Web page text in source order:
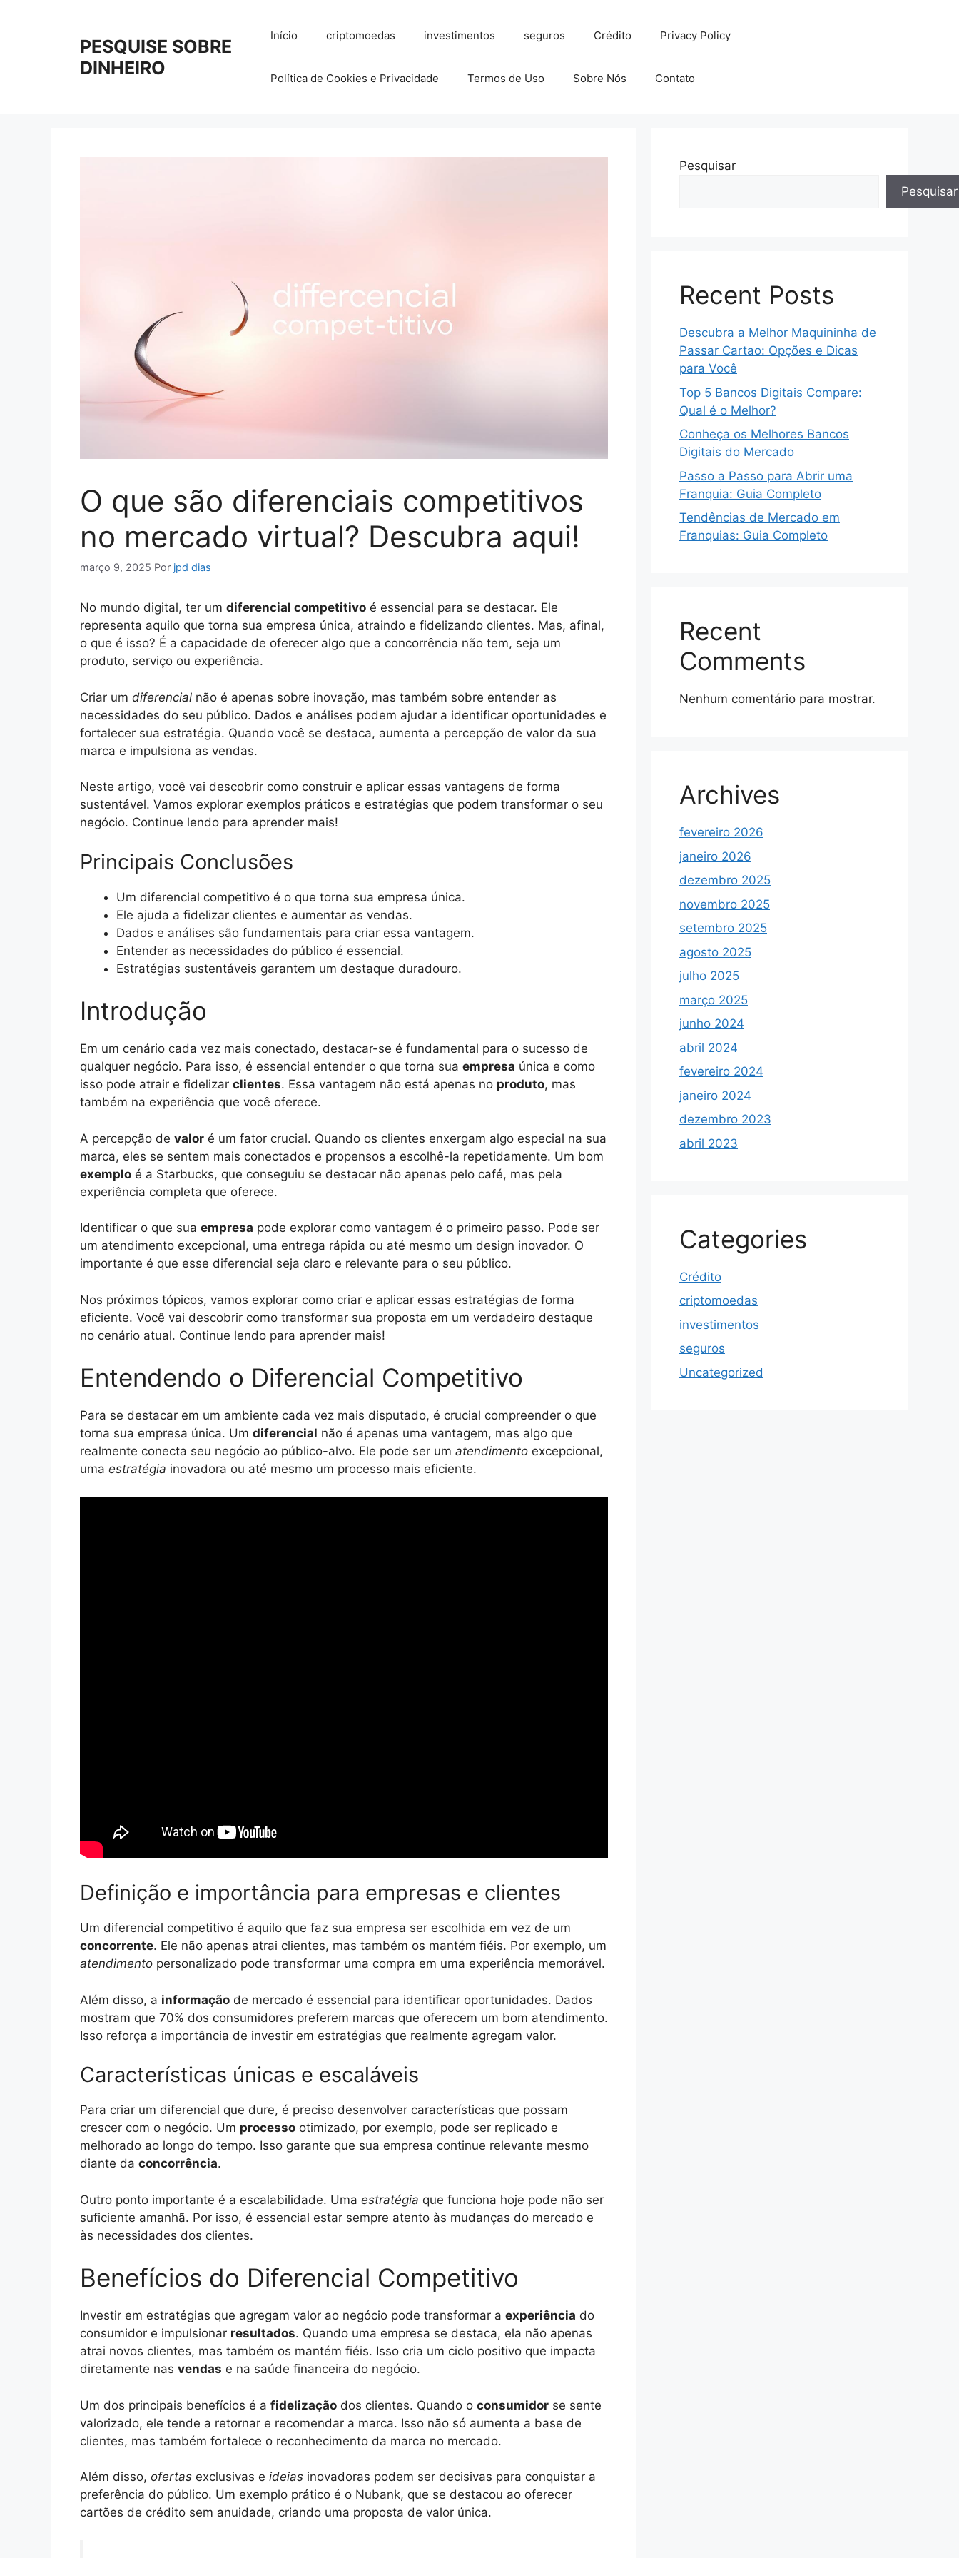
PESQUISE SOBRE
DINHEIRO
Início criptomoedas investimentos seguros Crédito Privacy Policy
Política de Cookies e Privacidade Termos de Uso Sobre Nós Contato
O que são diferenciais competitivos
no mercado virtual? Descubra aqui!
março 9, 2025 Por jpd dias
No mundo digital, ter um diferencial competitivo é essencial para se destacar. Ele
representa aquilo que torna sua empresa única, atraindo e fidelizando clientes. Mas, afinal,
o que é isso? É a capacidade de oferecer algo que a concorrência não tem, seja um
produto, serviço ou experiência.
Criar um diferencial não é apenas sobre inovação, mas também sobre entender as
necessidades do seu público. Dados e análises podem ajudar a identificar oportunidades e
fortalecer sua estratégia. Quando você se destaca, aumenta a percepção de valor da sua
marca e impulsiona as vendas.
Neste artigo, você vai descobrir como construir e aplicar essas vantagens de forma
sustentável. Vamos explorar exemplos práticos e estratégias que podem transformar o seu
negócio. Continue lendo para aprender mais!
Principais Conclusões
Um diferencial competitivo é o que torna sua empresa única.
Ele ajuda a fidelizar clientes e aumentar as vendas.
Dados e análises são fundamentais para criar essa vantagem.
Entender as necessidades do público é essencial.
Estratégias sustentáveis garantem um destaque duradouro.
Introdução
Em um cenário cada vez mais conectado, destacar-se é fundamental para o sucesso de
qualquer negócio. Para isso, é essencial entender o que torna sua empresa única e como
isso pode atrair e fidelizar clientes. Essa vantagem não está apenas no produto, mas
também na experiência que você oferece.
A percepção de valor é um fator crucial. Quando os clientes enxergam algo especial na sua
marca, eles se sentem mais conectados e propensos a escolhê-la repetidamente. Um bom
exemplo é a Starbucks, que conseguiu se destacar não apenas pelo café, mas pela
experiência completa que oferece.
Identificar o que sua empresa pode explorar como vantagem é o primeiro passo. Pode ser
um atendimento excepcional, uma entrega rápida ou até mesmo um design inovador. O
importante é que esse diferencial seja claro e relevante para o seu público.
Nos próximos tópicos, vamos explorar como criar e aplicar essas estratégias de forma
eficiente. Você vai descobrir como transformar sua proposta em um verdadeiro destaque
no cenário atual. Continue lendo para aprender mais!
Entendendo o Diferencial Competitivo
Para se destacar em um ambiente cada vez mais disputado, é crucial compreender o que
torna sua empresa única. Um diferencial não é apenas uma vantagem, mas algo que
realmente conecta seu negócio ao público-alvo. Ele pode ser um atendimento excepcional,
uma estratégia inovadora ou até mesmo um processo mais eficiente.
Definição e importância para empresas e clientes
Um diferencial competitivo é aquilo que faz sua empresa ser escolhida em vez de um
concorrente. Ele não apenas atrai clientes, mas também os mantém fiéis. Por exemplo, um
atendimento personalizado pode transformar uma compra em uma experiência memorável.
Além disso, a informação de mercado é essencial para identificar oportunidades. Dados
mostram que 70% dos consumidores preferem marcas que oferecem um bom atendimento.
Isso reforça a importância de investir em estratégias que realmente agregam valor.
Características únicas e escaláveis
Para criar um diferencial que dure, é preciso desenvolver características que possam
crescer com o negócio. Um processo otimizado, por exemplo, pode ser replicado e
melhorado ao longo do tempo. Isso garante que sua empresa continue relevante mesmo
diante da concorrência.
Outro ponto importante é a escalabilidade. Uma estratégia que funciona hoje pode não ser
suficiente amanhã. Por isso, é essencial estar sempre atento às mudanças do mercado e
às necessidades dos clientes.
Benefícios do Diferencial Competitivo
Investir em estratégias que agregam valor ao negócio pode transformar a experiência do
consumidor e impulsionar resultados. Quando uma empresa se destaca, ela não apenas
atrai novos clientes, mas também os mantém fiéis. Isso cria um ciclo positivo que impacta
diretamente nas vendas e na saúde financeira do negócio.
Um dos principais benefícios é a fidelização dos clientes. Quando o consumidor se sente
valorizado, ele tende a retornar e recomendar a marca. Isso não só aumenta a base de
clientes, mas também fortalece o reconhecimento da marca no mercado.
Além disso, ofertas exclusivas e ideias inovadoras podem ser decisivas para conquistar a
preferência do público. Um exemplo prático é o Nubank, que se destacou ao oferecer
cartões de crédito sem anuidade, criando uma proposta de valor única.
Pesquisar
Pesquisar
Recent Posts
Descubra a Melhor Maquininha de
Passar Cartao: Opções e Dicas
para Você
Top 5 Bancos Digitais Compare:
Qual é o Melhor?
Conheça os Melhores Bancos
Digitais do Mercado
Passo a Passo para Abrir uma
Franquia: Guia Completo
Tendências de Mercado em
Franquias: Guia Completo
Recent
Comments
Nenhum comentário para mostrar.
Archives
fevereiro 2026
janeiro 2026
dezembro 2025
novembro 2025
setembro 2025
agosto 2025
julho 2025
março 2025
junho 2024
abril 2024
fevereiro 2024
janeiro 2024
dezembro 2023
abril 2023
Categories
Crédito
criptomoedas
investimentos
seguros
Uncategorized